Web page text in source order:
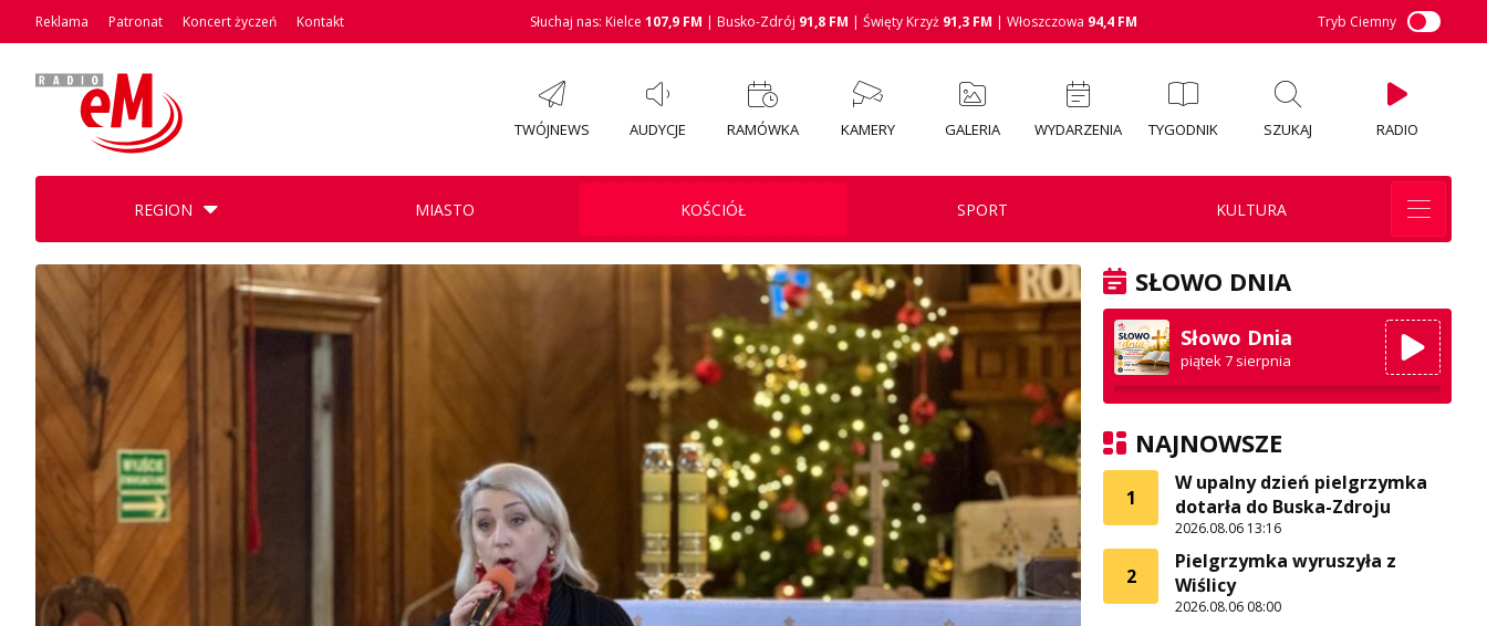
Reklama Patronat Koncert życzeń Kontakt Słuchaj nas: Kielce 107,9 FM | Busko-Zdrój 91,8 FM | Święty Krzyż 91,3 FM | Włoszczowa 94,4 FM Tryb Ciemny
TWÓJNEWS AUDYCJE RAMÓWKA KAMERY GALERIA WYDARZENIA TYGODNIK SZUKAJ RADIO
REGION MIASTO KOŚCIÓŁ SPORT KULTURA
SŁOWO DNIA
Słowo Dnia
piątek 7 sierpnia
NAJNOWSZE
1
W upalny dzień pielgrzymka
dotarła do Buska-Zdroju
2026.08.06 13:16
2
Pielgrzymka wyruszyła z
Wiślicy
2026.08.06 08:00